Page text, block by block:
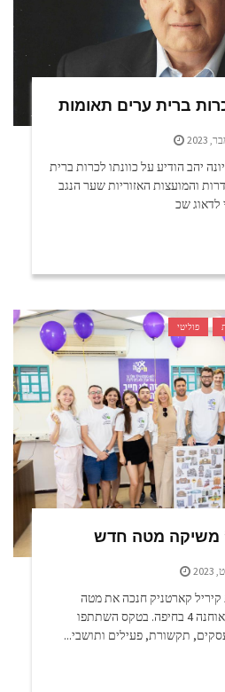
ברית ערים תאומות
יהב הודיע על כוונתו לכרות ברית
והמועצות האזוריות שער הנגב
לדאוג שכ
פוליטי
משיקה מטה חדש
קארטניק חנכה את מטה
הבחירות שלה ברחוב הרב אוחנה 4 בחיפה. בטקס השתתפו